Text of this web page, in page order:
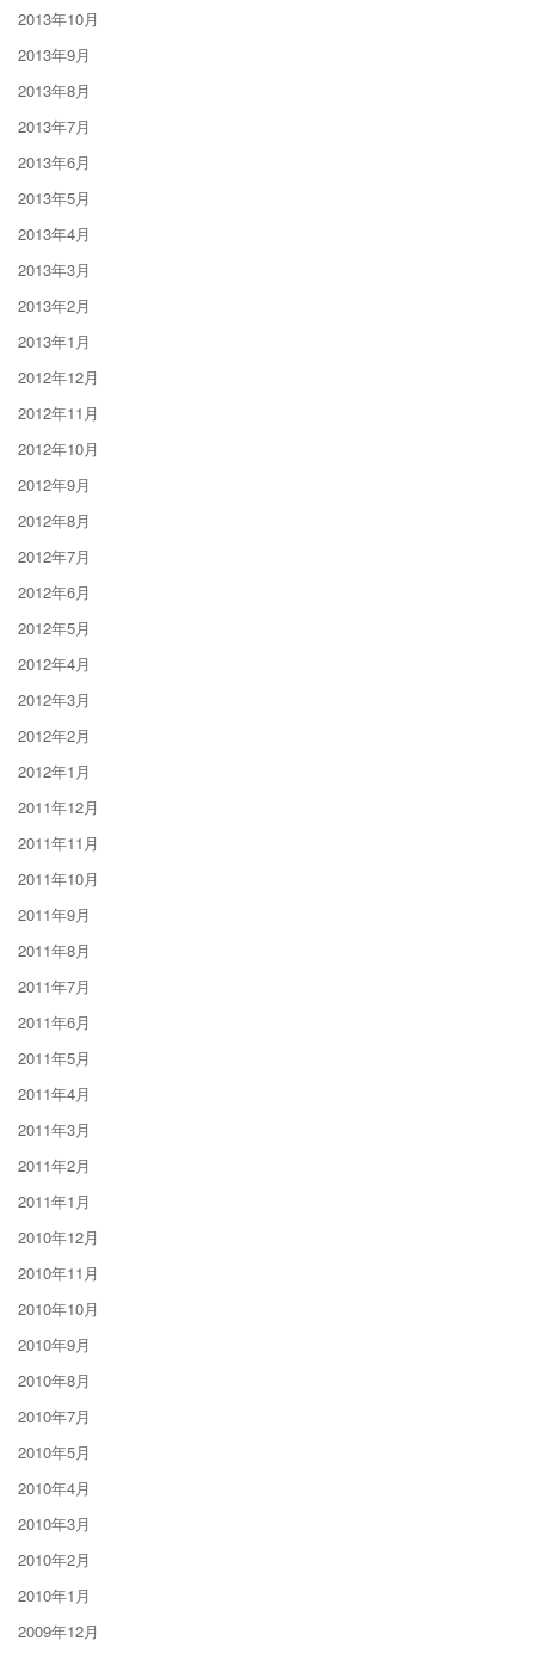
2013年10月
2013年9月
2013年8月
2013年7月
2013年6月
2013年5月
2013年4月
2013年3月
2013年2月
2013年1月
2012年12月
2012年11月
2012年10月
2012年9月
2012年8月
2012年7月
2012年6月
2012年5月
2012年4月
2012年3月
2012年2月
2012年1月
2011年12月
2011年11月
2011年10月
2011年9月
2011年8月
2011年7月
2011年6月
2011年5月
2011年4月
2011年3月
2011年2月
2011年1月
2010年12月
2010年11月
2010年10月
2010年9月
2010年8月
2010年7月
2010年5月
2010年4月
2010年3月
2010年2月
2010年1月
2009年12月